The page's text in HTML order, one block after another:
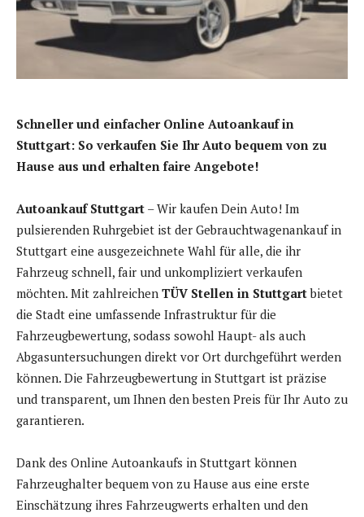
Schneller und einfacher Online Autoankauf in
Stuttgart: So verkaufen Sie Ihr Auto bequem von zu
Hause aus und erhalten faire Angebote!
Autoankauf Stuttgart – Wir kaufen Dein Auto! Im
pulsierenden Ruhrgebiet ist der Gebrauchtwagenankauf in
Stuttgart eine ausgezeichnete Wahl für alle, die ihr
Fahrzeug schnell, fair und unkompliziert verkaufen
möchten. Mit zahlreichen TÜV Stellen in Stuttgartbietet
die Stadt eine umfassende Infrastruktur für die
Fahrzeugbewertung, sodass sowohl Haupt- als auch
Abgasuntersuchungen direkt vor Ort durchgeführt werden
können. Die Fahrzeugbewertung in Stuttgart ist präzise
und transparent, um Ihnen den besten Preis für Ihr Auto zu
garantieren.
Dank des Online Autoankaufs in Stuttgart können
Fahrzeughalter bequem von zu Hause aus eine erste
Einschätzung ihres Fahrzeugwerts erhalten und den